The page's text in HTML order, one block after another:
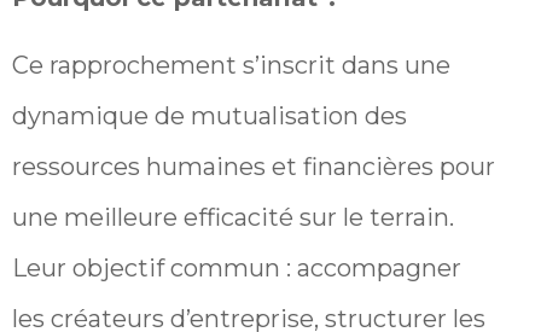
Ce rapprochement s’inscrit dans une
dynamique de mutualisation des
ressources humaines et financières pour
une meilleure efficacité sur le terrain.
Leur objectif commun : accompagner
les créateurs d’entreprise, structurer les